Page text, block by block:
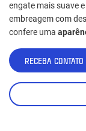
engate mais suave
embreagem com
confere uma
RECEBA CONTATO